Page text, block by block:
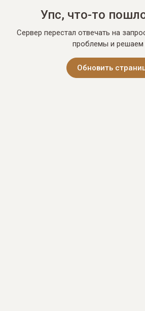
Упс, что-то
Сервер перестал отвечать на
проблемы и решаем
Обновить